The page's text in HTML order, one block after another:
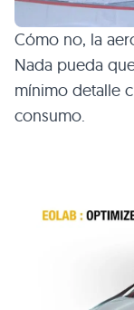
Cómo no, la
Nada pueda
mínimo detalle
consumo.